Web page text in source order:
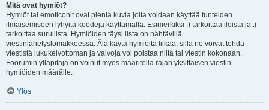
Mitä ovat hymiöt?
Hymiöt tai emoticonit ovat pieniä kuvia joita voidaan käyttää tunteiden
ilmaisemiseen lyhyitä koodeja käyttämällä. Esimerkiksi :) tarkoittaa iloista ja :(
tarkoittaa surullista. Hymiöiden täysi lista on nähtävillä
viestinlähetyslomakkeessa. Älä käytä hymiöitä liikaa, sillä ne voivat tehdä
viestistä lukukelvottoman ja valvoja voi poistaa niitä tai viestin kokonaan.
Foorumin ylläpitäjä on voinut myös määritellä rajan yksittäisen viestin
hymiöiden määrälle.
Ylös